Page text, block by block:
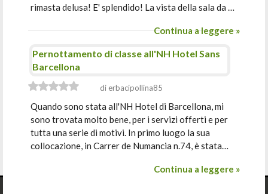
rimasta delusa! E' splendido! La vista della sala da …
Continua a leggere »
Pernottamento di classe all'NH Hotel Sans
Barcellona
di erbacipollina85
Quando sono stata all'NH Hotel di Barcellona, mi
sono trovata molto bene, per i servizi offerti e per
tutta una serie di motivi. In primo luogo la sua
collocazione, in Carrer de Numancia n.74, è stata…
Continua a leggere »